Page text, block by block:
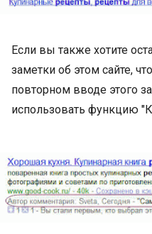
Если вы также хотите
заметки об этом сайте,
повторном вводе этого
использовать функцию